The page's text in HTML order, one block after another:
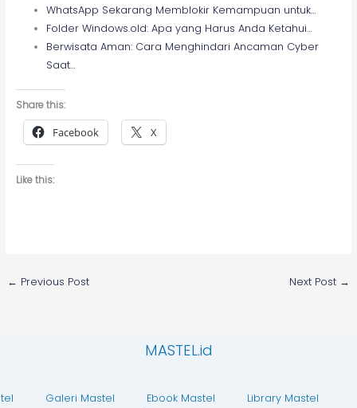
WhatsApp Sekarang Memblokir Kemampuan untuk…
Folder Windows.old: Apa yang Harus Anda Ketahui…
Berwisata Aman: Cara Menghindari Ancaman Cyber
Saat…
Share this:
Facebook X
Like this:
← Previous Post Next Post →
MASTEL.id
Galeri Mastel Ebook Mastel
Library Mastel